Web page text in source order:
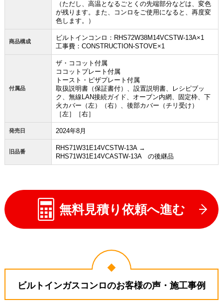
（ただし、高温となるごとくの先端部分などは、変色
が残ります。また、コンロをご使用になると、再度変
色します。）
商品構成
ビルトインコンロ：RHS72W38M14VCSTW-13A×1
工事費：CONSTRUCTION-STOVE×1
付属品
ザ・ココット付属
ココットプレート付属
トースト・ピザプレート付属
取扱説明書（保証書付）、設置説明書、レシピブッ
ク、無線LAN接続ガイド、オーブン内網、固定枠、下
火カバー（左）（右）、後部カバー（チリ受け）
［左］［右］
発売日 2024年8月
旧品番
RHS71W31E14VCSTW-13A →
RHS71W31E14VCASTW-13A の後継品
無料見積り依頼へ進む
ビルトインガスコンロのお客様の声・施工事例